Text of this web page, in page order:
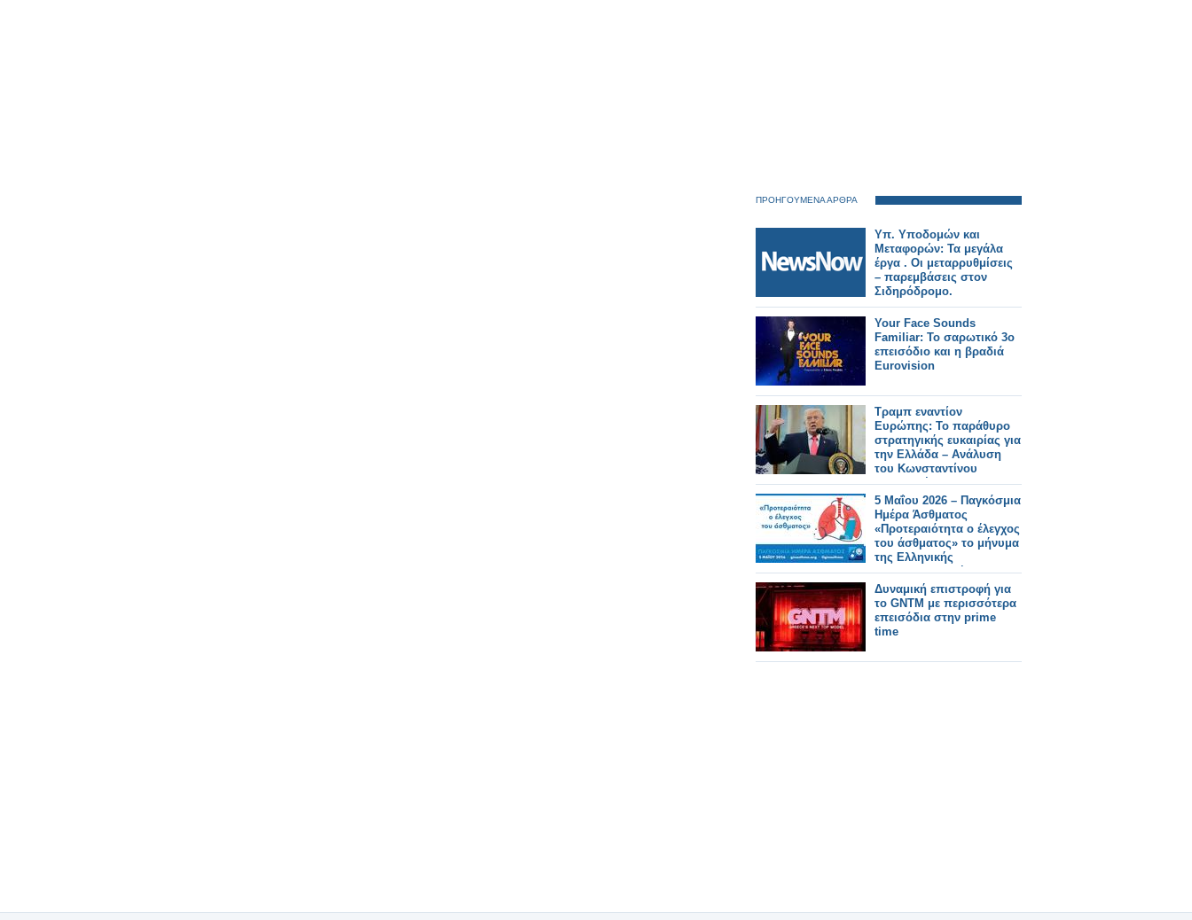
ΠΡΟΗΓΟΥΜΕΝΑ ΑΡΘΡΑ
Υπ. Υποδομών και
Μεταφορών: Τα μεγάλα
έργα . Οι μεταρρυθμίσεις
– παρεμβάσεις στον
Σιδηρόδρομο.
Your Face Sounds
Familiar: Το σαρωτικό 3ο
επεισόδιο και η βραδιά
Eurovision
Τραμπ εναντίον
Ευρώπης: Το παράθυρο
στρατηγικής ευκαιρίας για
την Ελλάδα – Ανάλυση
του Κωνσταντίνου
Μπαλωμένου
5 Μαΐου 2026 – Παγκόσμια
Ημέρα Άσθματος
«Προτεραιότητα ο έλεγχος
του άσθματος» το μήνυμα
της Ελληνικής
Πνευμονολογικής
Εταιρείας
Δυναμική επιστροφή για
το GNTM με περισσότερα
επεισόδια στην prime
time